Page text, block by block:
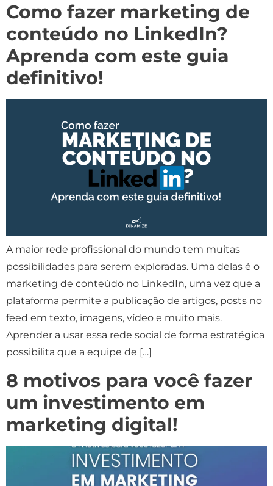
Como fazer marketing de
conteúdo no LinkedIn?
Aprenda com este guia
definitivo!
A maior rede profissional do mundo tem muitas
possibilidades para serem exploradas. Uma delas é o
marketing de conteúdo no LinkedIn, uma vez que a
plataforma permite a publicação de artigos, posts no
feed em texto, imagens, vídeo e muito mais.
Aprender a usar essa rede social de forma estratégica
possibilita que a equipe de […]
8 motivos para você fazer
um investimento em
marketing digital!